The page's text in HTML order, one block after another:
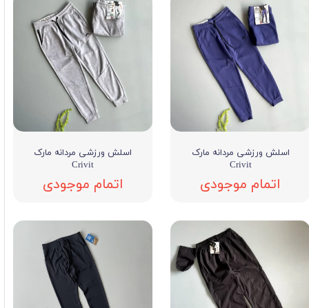
اسلش ورزشی مردانه مارک
Crivit
اتمام موجودی
اسلش ورزشی مردانه مارک
Crivit
اتمام موجودی